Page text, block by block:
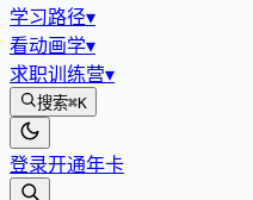
学习路径▾
看动画学▾
求职训练营▾
搜索⌘K
登录开通年卡